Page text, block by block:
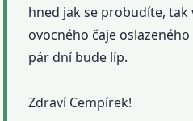
hned jak se probudíte,
ovocného čaje oslazeného
pár dní bude líp.
Zdraví Cempírek!